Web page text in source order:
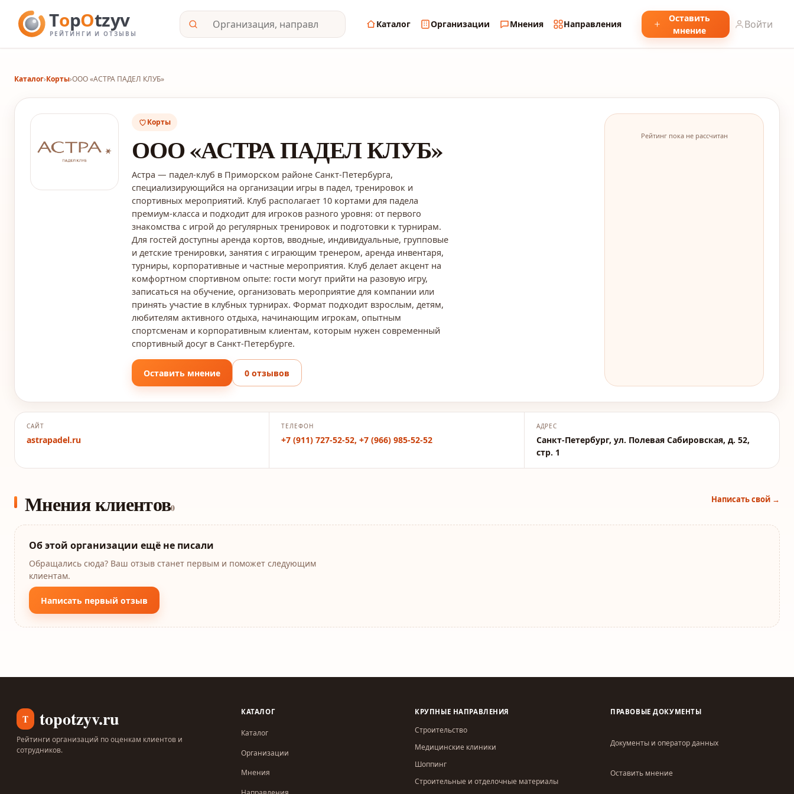
Каталог Организации Мнения Направления
Оставить
мнение
Войти
Каталог›Корты›ООО «АСТРА ПАДЕЛ КЛУБ»
Корты
ООО «АСТРА ПАДЕЛ КЛУБ»
Астра — падел-клуб в Приморском районе Санкт-Петербурга,
специализирующийся на организации игры в падел, тренировок и
спортивных мероприятий. Клуб располагает 10 кортами для падела
премиум-класса и подходит для игроков разного уровня: от первого
знакомства с игрой до регулярных тренировок и подготовки к турнирам.
Для гостей доступны аренда кортов, вводные, индивидуальные, групповые
и детские тренировки, занятия с играющим тренером, аренда инвентаря,
турниры, корпоративные и частные мероприятия. Клуб делает акцент на
комфортном спортивном опыте: гости могут прийти на разовую игру,
записаться на обучение, организовать мероприятие для компании или
принять участие в клубных турнирах. Формат подходит взрослым, детям,
любителям активного отдыха, начинающим игрокам, опытным
спортсменам и корпоративным клиентам, которым нужен современный
спортивный досуг в Санкт-Петербурге.
Оставить мнение 0 отзывов
Рейтинг пока не рассчитан
САЙТ
astrapadel.ru
ТЕЛЕФОН
+7 (911) 727-52-52, +7 (966) 985-52-52
АДРЕС
Санкт-Петербург, ул. Полевая Сабировская, д. 52,
стр. 1
Мнения клиентов0
Написать свой →
Об этой организации ещё не писали
Обращались сюда? Ваш отзыв станет первым и поможет следующим
клиентам.
Написать первый отзыв
T topotzyv.ru
Рейтинги организаций по оценкам клиентов и
сотрудников.
КАТАЛОГ
Каталог
Организации
Мнения
КРУПНЫЕ НАПРАВЛЕНИЯ
Строительство
Медицинские клиники
Шоппинг
Строительные и отделочные материалы
ПРАВОВЫЕ ДОКУМЕНТЫ
Документы и оператор данных
Оставить мнение